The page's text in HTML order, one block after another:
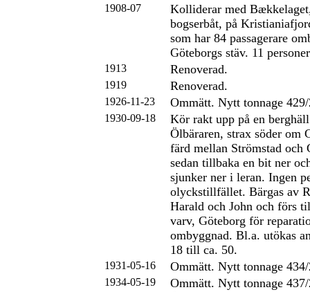
1908-07
Kolliderar med
bogserbåt, på
som har 84 passagerare
Göteborgs stäv. 11
1913 Renoverad.
1919 Renoverad.
1926-11-23 Ommätt. Nytt tonnage
1930-09-18
Kör rakt upp på en
Ölbäraren, strax söder om
färd mellan Strömstad och
sedan tillbaka en bit ner
sjunker ner i leran. Ingen
olyckstillfället. Bärgas av
Harald och John och förs
varv, Göteborg för
ombyggnad. Bl.a. utökas
18 till ca. 50.
1931-05-16 Ommätt. Nytt tonnage
1934-05-19 Ommätt. Nytt tonnage